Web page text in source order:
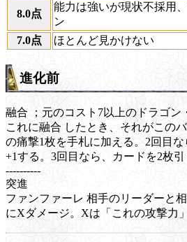
8.0点
能力は強いが現状不採用
ン
7.0点
ほとんど見かけない
進化前
融合 ；元のコスト7以上のドラゴン
これに融合 したとき、それがこの
の痛撃1枚を手札に加える。2回目
+1する。3回目なら、カードを2枚引
----------
突進
ファンファーレ 相手のリーダーと
にXダメージ。Xは「これの攻撃力